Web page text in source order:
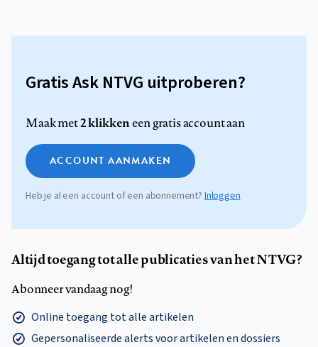
Gratis Ask NTVG uitproberen?
Maak met2 klikkeneen gratis account aan
ACCOUNT AANMAKEN
Heb je al een account of een abonnement? Inloggen
Altijd toegang tot alle publicaties van het NTVG?
Abonneer vandaag nog!
Online toegang tot alle artikelen
Gepersonaliseerde alerts voor artikelen en dossiers